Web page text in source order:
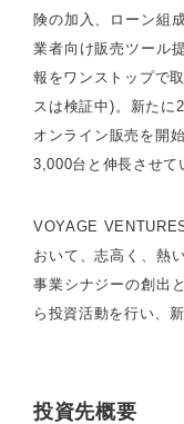
険の加入、ローン組
業者向け販売ツール
報をワンストップで
スは検証中)。新たに
オンライン販売を開
3,000台と伸長させて
VOYAGE
おいて、志高く、熱
事業シナジーの創出
ら投資活動を行い、
投資先概要